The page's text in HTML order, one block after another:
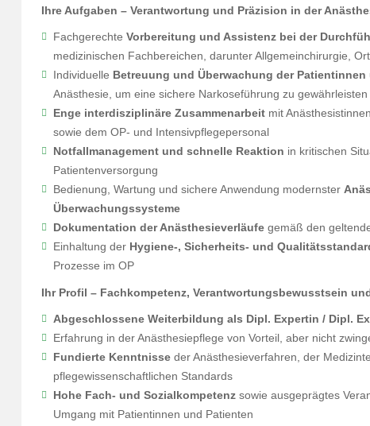
Ihre Aufgaben – Verantwortung und Präzision in der
Fachgerechte Vorbereitung und Assistenz bei der
medizinischen Fachbereichen, darunter Allgemeinchirurgie,
Individuelle Betreuung und Überwachung der Patientinnen
Anästhesie, um eine sichere Narkoseführung zu gewährleisten
Enge interdisziplinäre Zusammenarbeit mit
sowie dem OP- und Intensivpflegepersonal
Notfallmanagement und schnelle Reaktion in kritischen
Patientenversorgung
Bedienung, Wartung und sichere Anwendung modernster
Überwachungssysteme
Dokumentation der Anästhesieverläufe gemäß den
Einhaltung der Hygiene-, Sicherheits- und
Prozesse im OP
Ihr Profil – Fachkompetenz, Verantwortungsbewusstsein
Abgeschlossene Weiterbildung als Dipl. Expertin / Dipl.
Erfahrung in der Anästhesiepflege von Vorteil, aber nicht
Fundierte Kenntnisse der Anästhesieverfahren, der
pflegewissenschaftlichen Standards
Hohe Fach- und Sozialkompetenz sowie ausgeprägtes
Umgang mit Patientinnen und Patienten